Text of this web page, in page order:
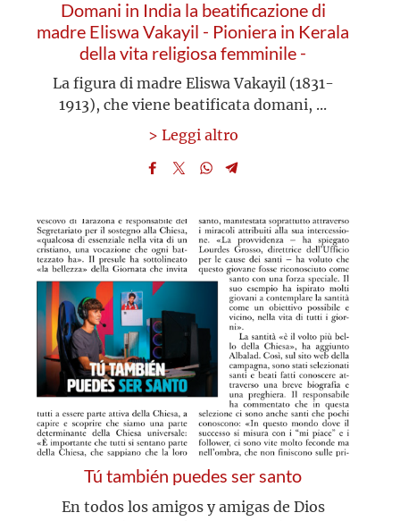
Domani in India la beatificazione di
madre Eliswa Vakayil - Pioniera in Kerala
della vita religiosa femminile -
L'Osservatore Romano
La figura di madre Eliswa Vakayil (1831-
1913), che viene beatificata domani, ...
> Leggi altro
Tú también puedes ser santo
En todos los amigos y amigas de Dios